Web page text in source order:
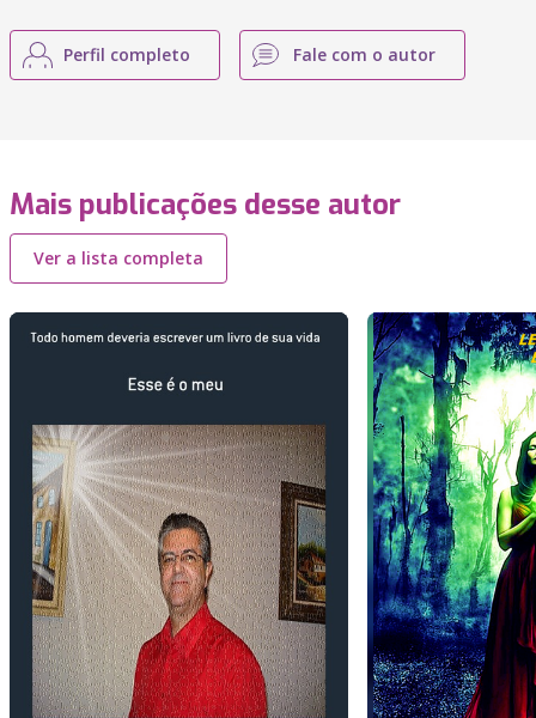
Perfil completo Fale com o autor
Mais publicações desse autor
Ver a lista completa